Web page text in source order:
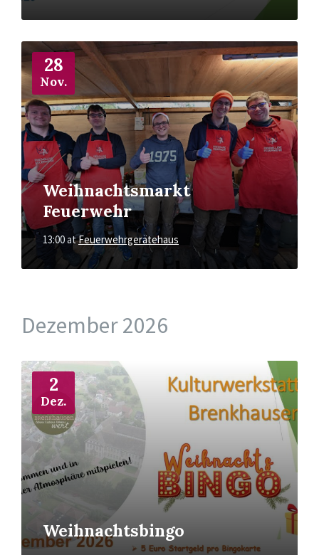
28
Nov.
Weihnachtsmarkt
Feuerwehr
13:00atFeuerwehrgerätehaus
More
Info
Dezember 2026
2
Dez.
Weihnachtsbingo
More
Info